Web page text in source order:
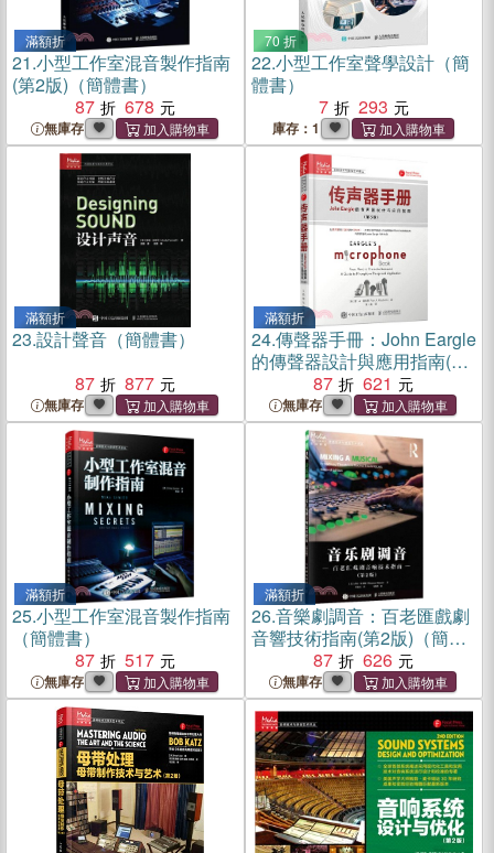
滿額折
21.小型工作室混音製作指南
(第2版)（簡體書）
87
678
無庫存
70 折
22.小型工作室聲學設計（簡
體書）
7
293
庫存：1
滿額折
23.設計聲音（簡體書）
87
877
無庫存
滿額折
24.傳聲器手冊：John Eargle
的傳聲器設計與應用指南(第
3版)（簡體書）
87 621
無庫存
滿額折
25.小型工作室混音製作指南
（簡體書）
87
517
無庫存
滿額折
26.音樂劇調音：百老匯戲劇
音響技術指南(第2版)（簡體
87 626
無庫存